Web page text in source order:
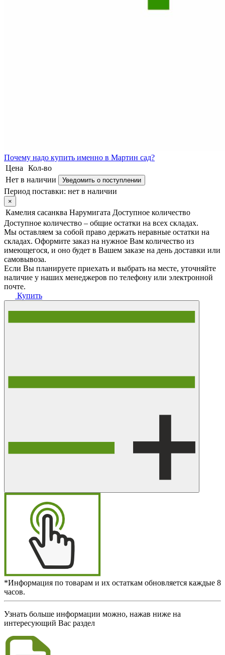
Почему надо купить именно в Мартин сад?
Цена
Кол-во
Нет в наличии
Уведомить о поступлении
Период поставки: нет в наличии
×
Камелия сасанква Нарумигата Доступное количество
Доступное количество – общие остатки на всех складах.
Мы оставляем за собой право держать неравные остатки на
складах. Оформите заказ на нужное Вам количество из
имеющегося, и оно будет в Вашем заказе на день доставки или
самовывоза.
Если Вы планируете приехать и выбрать на месте, уточняйте
наличие у наших менеджеров по телефону или электронной
почте.
Купить
*Информация по товарам и их остаткам обновляется каждые 8
часов.
Узнать больше информации можно, нажав ниже на
интересующий Вас раздел